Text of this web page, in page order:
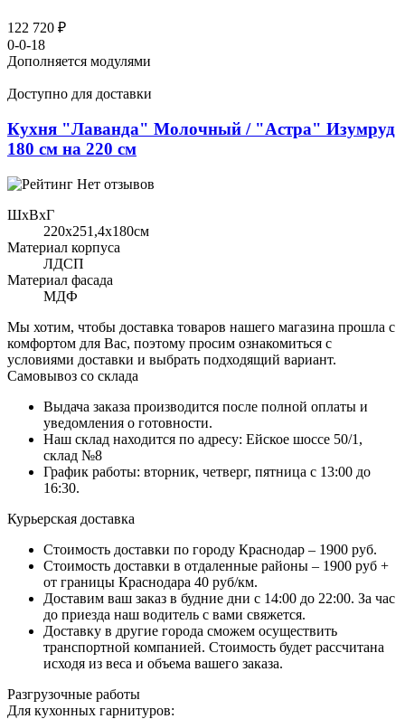
122 720 ₽
0-0-18
Дополняется модулями
Доступно для доставки
Кухня "Лаванда" Молочный / "Астра" Изумруд
180 см на 220 см
Нет отзывов
ШхВхГ
220x251,4х180см
Материал корпуса
ЛДСП
Материал фасада
МДФ
Мы хотим, чтобы доставка товаров нашего магазина прошла с
комфортом для Вас, поэтому просим ознакомиться с
условиями доставки и выбрать подходящий вариант.
Самовывоз со склада
Выдача заказа производится после полной оплаты и
уведомления о готовности.
Наш склад находится по адресу: Ейское шоссе 50/1,
склад №8
График работы: вторник, четверг, пятница с 13:00 до
16:30.
Курьерская доставка
Стоимость доставки по городу Краснодар – 1900 руб.
Стоимость доставки в отдаленные районы – 1900 руб +
от границы Краснодара 40 руб/км.
Доставим ваш заказ в будние дни с 14:00 до 22:00. За час
до приезда наш водитель с вами свяжется.
Доставку в другие города сможем осуществить
транспортной компанией. Стоимость будет рассчитана
исходя из веса и объема вашего заказа.
Разгрузочные работы
Для кухонных гарнитуров: